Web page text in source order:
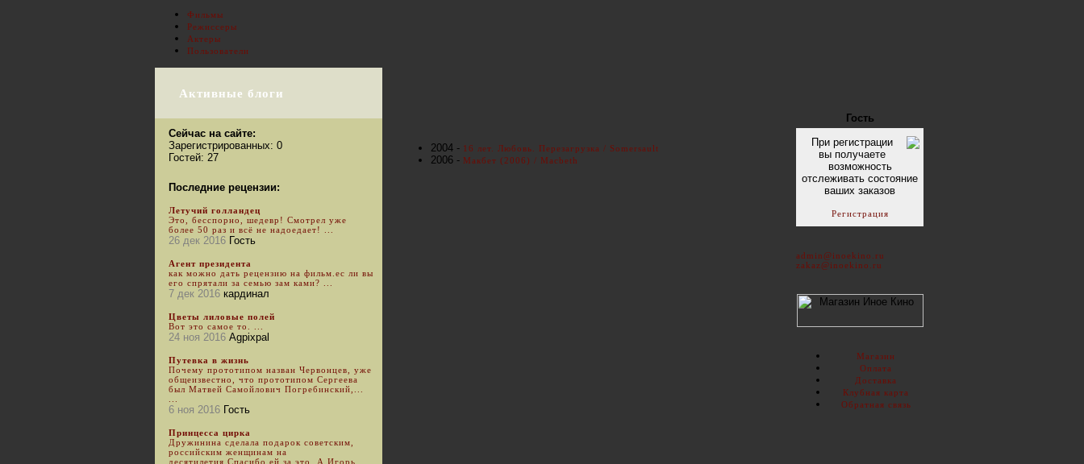
2004 - 16 лет. Любовь. Перезагрузка / Somersault
2006 - Макбет (2006) / Macbeth
Фильмы
Режиссеры
Актеры
Пользователи
Активные блоги
Сейчас на сайте:
Зарегистрированных: 0
Гостей: 27
Последние рецензии:
Летучий голландец
Это, бесспорно, шедевр! Смотрел уже
более 50 раз и всё не надоедает! ...
26 дек 2016 Гость
Агент президента
как можно дать рецензию на фильм.ес ли вы
его спрятали за семью зам ками? ...
7 дек 2016 кардинал
Цветы лиловые полей
Вот это самое то. ...
24 ноя 2016 Agpixpal
Путевка в жизнь
Почему прототипом назван Червонцев, уже
общеизвестно, что прототипом Сергеева
был Матвей Самойлович Погребинский,...
6 ноя 2016 Гость
Принцесса цирка
Дружинина сделала подарок советским,
российским женщинам на
десятилетия.Спасибо ей за это. А Игорь
Гость
При регистрации
вы получаете
возможность
отслеживать состояние
ваших заказов
Регистрация
admin@inoekino.ru
zakaz@inoekino.ru
Магазин
Оплата
Доставка
Клубная карта
Обратная связь